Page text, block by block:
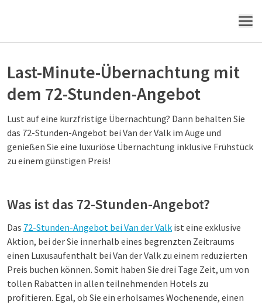
MENÜ
Last-Minute-Übernachtung mit
dem 72-Stunden-Angebot
Lust auf eine kurzfristige Übernachtung? Dann behalten Sie
das 72-Stunden-Angebot bei Van der Valk im Auge und
genießen Sie eine luxuriöse Übernachtung inklusive Frühstück
zu einem günstigen Preis!
Was ist das 72-Stunden-Angebot?
Das 72-Stunden-Angebot bei Van der Valk ist eine exklusive
Aktion, bei der Sie innerhalb eines begrenzten Zeitraums
einen Luxusaufenthalt bei Van der Valk zu einem reduzierten
Preis buchen können. Somit haben Sie drei Tage Zeit, um von
tollen Rabatten in allen teilnehmenden Hotels zu
profitieren. Egal, ob Sie ein erholsames Wochenende, einen